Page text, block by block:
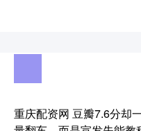
重庆配资网 豆瓣7.6分却